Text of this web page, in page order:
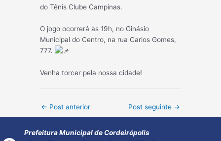
do Tênis Clube Campinas.
O jogo ocorrerá às 19h, no Ginásio
Municipal do Centro, na rua Carlos Gomes,
777.
Venha torcer pela nossa cidade!
Post
← Post anterior Post seguinte →
Prefeitura Municipal de Cordeirópolis